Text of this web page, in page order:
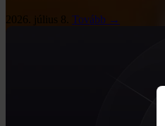
2026. július 8. Tovább →